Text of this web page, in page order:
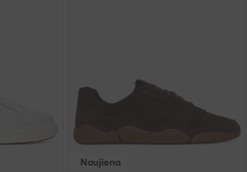
Naujiena